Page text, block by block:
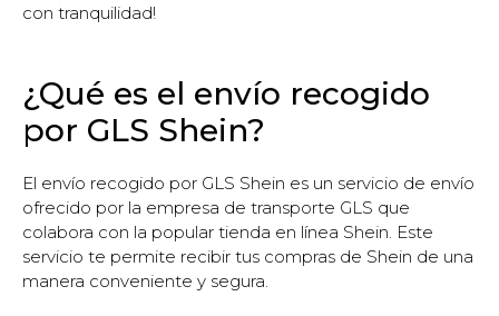
con tranquilidad!
¿Qué es el envío recogido
por GLS Shein?
El envío recogido por GLS Shein es un servicio de envío
ofrecido por la empresa de transporte GLS que
colabora con la popular tienda en línea Shein. Este
servicio te permite recibir tus compras de Shein de una
manera conveniente y segura.